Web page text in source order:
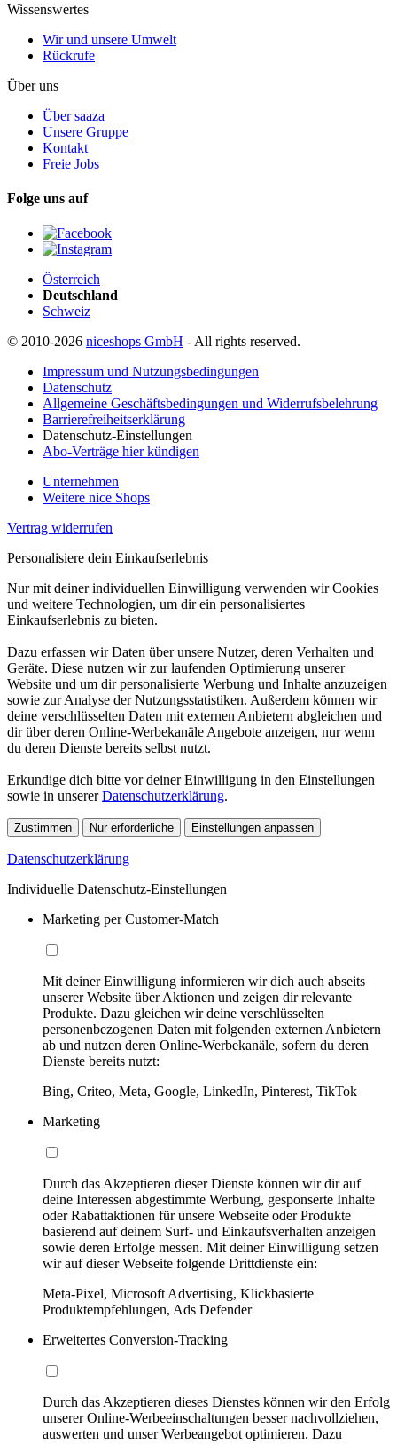
Wissenswertes
Wir und unsere Umwelt
Rückrufe
Über uns
Über saaza
Unsere Gruppe
Kontakt
Freie Jobs
Folge uns auf
Österreich
Deutschland
Schweiz
© 2010-2026 niceshops GmbH - All rights reserved.
Impressum und Nutzungsbedingungen
Datenschutz
Allgemeine Geschäftsbedingungen und Widerrufsbelehrung
Barrierefreiheitserklärung
Datenschutz-Einstellungen
Abo-Verträge hier kündigen
Unternehmen
Weitere nice Shops
Vertrag widerrufen
Personalisiere dein Einkaufserlebnis
Nur mit deiner individuellen Einwilligung verwenden wir Cookies
und weitere Technologien, um dir ein personalisiertes
Einkaufserlebnis zu bieten.
Dazu erfassen wir Daten über unsere Nutzer, deren Verhalten und
Geräte. Diese nutzen wir zur laufenden Optimierung unserer
Website und um dir personalisierte Werbung und Inhalte anzuzeigen
sowie zur Analyse der Nutzungsstatistiken. Außerdem können wir
deine verschlüsselten Daten mit externen Anbietern abgleichen und
dir über deren Online-Werbekanäle Angebote anzeigen, nur wenn
du deren Dienste bereits selbst nutzt.
Erkundige dich bitte vor deiner Einwilligung in den Einstellungen
sowie in unsererDatenschutzerklärung.
Zustimmen Nur erforderliche Einstellungen anpassen
Datenschutzerklärung
Individuelle Datenschutz-Einstellungen
Marketing per Customer-Match
Mit deiner Einwilligung informieren wir dich auch abseits
unserer Website über Aktionen und zeigen dir relevante
Produkte. Dazu gleichen wir deine verschlüsselten
personenbezogenen Daten mit folgenden externen Anbietern
ab und nutzen deren Online-Werbekanäle, sofern du deren
Dienste bereits nutzt:
Bing, Criteo, Meta, Google, LinkedIn, Pinterest, TikTok
Marketing
Durch das Akzeptieren dieser Dienste können wir dir auf
deine Interessen abgestimmte Werbung, gesponserte Inhalte
oder Rabattaktionen für unsere Webseite oder Produkte
basierend auf deinem Surf- und Einkaufsverhalten anzeigen
sowie deren Erfolge messen. Mit deiner Einwilligung setzen
wir auf dieser Webseite folgende Drittdienste ein:
Meta-Pixel, Microsoft Advertising, Klickbasierte
Produktempfehlungen, Ads Defender
Erweitertes Conversion-Tracking
Durch das Akzeptieren dieses Dienstes können wir den Erfolg
unserer Online-Werbeeinschaltungen besser nachvollziehen,
auswerten und unser Werbeangebot optimieren. Dazu